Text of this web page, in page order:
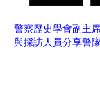
警察歷史學會副主
與採訪人員分享警